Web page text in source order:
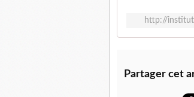
http://
Partager cet